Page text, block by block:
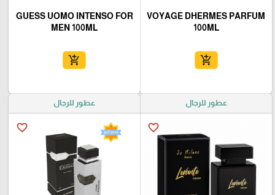
VOYAGE DHERMES PARFUM
100ML
add_shopping_cart
GUESS UOMO INTENSO FOR
MEN 100ML
add_shopping_cart
عطور للرجال
favorite_border
عطور للرجال
favorite_border